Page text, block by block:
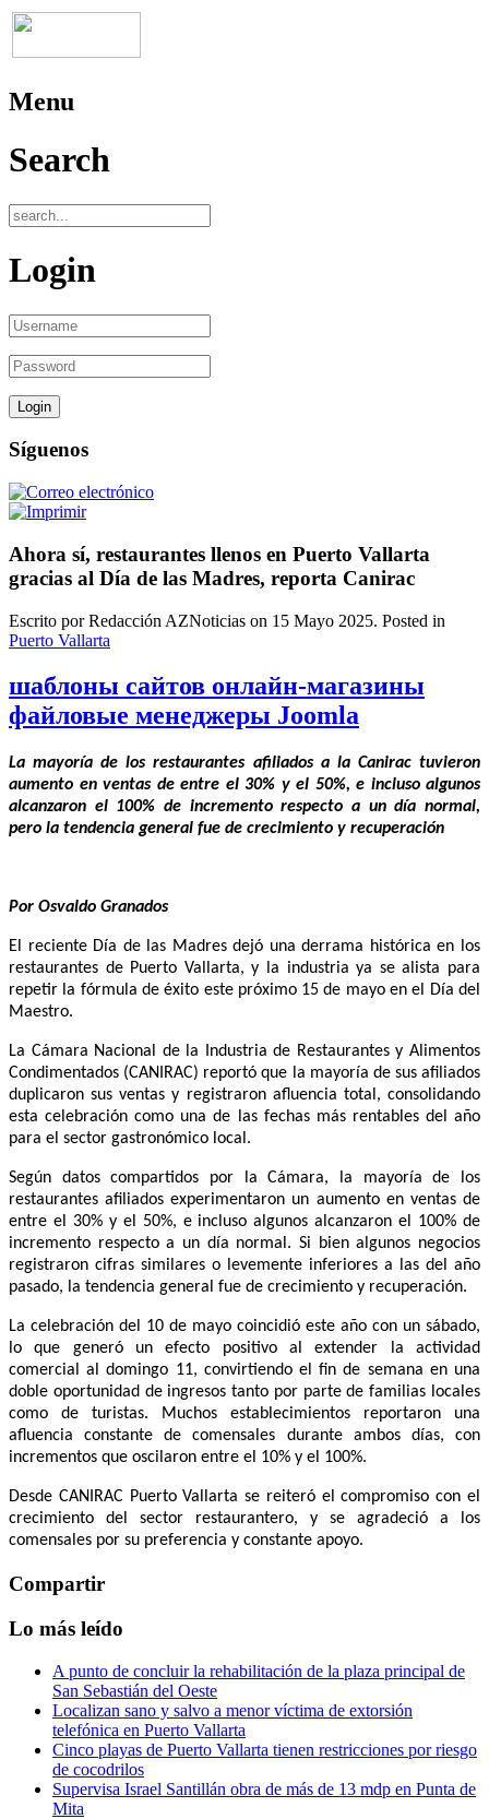
Menu
Search
Login
Síguenos
Ahora sí, restaurantes llenos en Puerto Vallarta
gracias al Día de las Madres, reporta Canirac
Escrito por Redacción AZNoticias on 15 Mayo 2025. Posted in
Puerto Vallarta
шаблоны сайтов онлайн-магазины
файловые менеджеры Joomla
La mayoría de los restaurantes afiliados a la Canirac tuvieron
aumento en ventas de entre el 30% y el 50%, e incluso algunos
alcanzaron el 100% de incremento respecto a un día normal,
pero la tendencia general fue de crecimiento y recuperación
Por Osvaldo Granados
El reciente Día de las Madres dejó una derrama histórica en los
restaurantes de Puerto Vallarta, y la industria ya se alista para
repetir la fórmula de éxito este próximo 15 de mayo en el Día del
Maestro.
La Cámara Nacional de la Industria de Restaurantes y Alimentos
Condimentados (CANIRAC) reportó que la mayoría de sus afiliados
duplicaron sus ventas y registraron afluencia total, consolidando
esta celebración como una de las fechas más rentables del año
para el sector gastronómico local.
Según datos compartidos por la Cámara, la mayoría de los
restaurantes afiliados experimentaron un aumento en ventas de
entre el 30% y el 50%, e incluso algunos alcanzaron el 100% de
incremento respecto a un día normal. Si bien algunos negocios
registraron cifras similares o levemente inferiores a las del año
pasado, la tendencia general fue de crecimiento y recuperación.
La celebración del 10 de mayo coincidió este año con un sábado,
lo que generó un efecto positivo al extender la actividad
comercial al domingo 11, convirtiendo el fin de semana en una
doble oportunidad de ingresos tanto por parte de familias locales
como de turistas. Muchos establecimientos reportaron una
afluencia constante de comensales durante ambos días, con
incrementos que oscilaron entre el 10% y el 100%.
Desde CANIRAC Puerto Vallarta se reiteró el compromiso con el
crecimiento del sector restaurantero, y se agradeció a los
comensales por su preferencia y constante apoyo.
Compartir
Lo más leído
A punto de concluir la rehabilitación de la plaza principal de
San Sebastián del Oeste
Localizan sano y salvo a menor víctima de extorsión
telefónica en Puerto Vallarta
Cinco playas de Puerto Vallarta tienen restricciones por riesgo
de cocodrilos
Supervisa Israel Santillán obra de más de 13 mdp en Punta de
Mita